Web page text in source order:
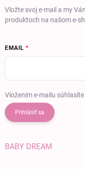
Vložte svoj e-mail a my
produktoch na našom e-
EMAIL
Vložením e-mailu súhlasíte
Prihlásiť sa
BABY DREAM